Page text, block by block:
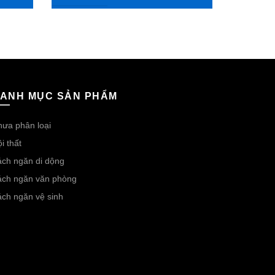
MỤC SẢN PHẨM
phân loại
thất
ngăn di dộng
ngăn văn phòng
ngăn vệ sinh